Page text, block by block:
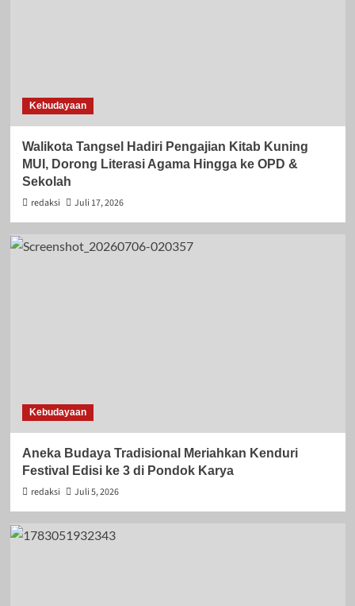
Kebudayaan
Walikota Tangsel Hadiri Pengajian Kitab Kuning
MUI, Dorong Literasi Agama Hingga ke OPD &
Sekolah
redaksi
Juli 17, 2026
Kebudayaan
Aneka Budaya Tradisional Meriahkan Kenduri
Festival Edisi ke 3 di Pondok Karya
redaksi
Juli 5, 2026